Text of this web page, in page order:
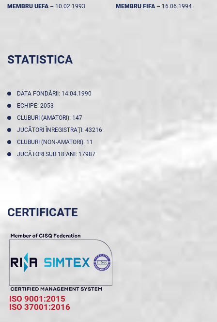
MEMBRU UEFA -- 10.02.1993 MEMBRU FIFA -- 16.06.1994
STATISTICA
DATA FONDĂRII: 14.04.1990
ECHIPE: 2053
CLUBURI (AMATORI): 147
JUCĂTORI ÎNREGISTRAŢI: 43216
CLUBURI (NON-AMATORI): 11
JUCĂTORI SUB 18 ANI: 17987
CERTIFICATE
ISO 9001:2015
ISO 37001:2016